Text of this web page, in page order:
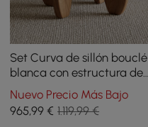
Set Curva de sillón bouclé
blanca con estructura de
madera, redonda, pequeña
y moderna, beige y mesa
de centro
Nuevo Precio Más Bajo
965,99 € 1.119,99 €